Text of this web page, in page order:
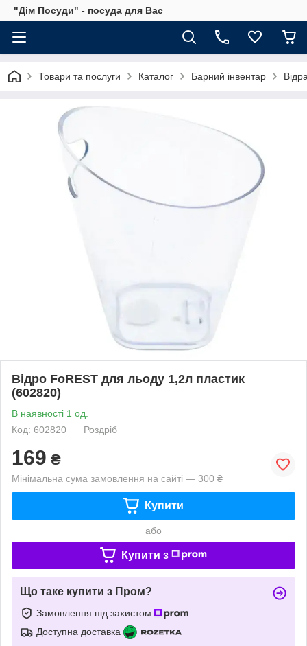
"Дім Посуди" - посуда для Вас
Товари та послуги Каталог Барний інвентар
Відро FoREST для льоду 1,2л пластик
(602820)
В наявності 1 од.
Код: 602820
Роздріб
169 ₴
Мінімальна сума замовлення на сайті — 300 ₴
Купити
або
Купити з
Що таке купити з Пром?
Замовлення під захистом
Доступна доставка